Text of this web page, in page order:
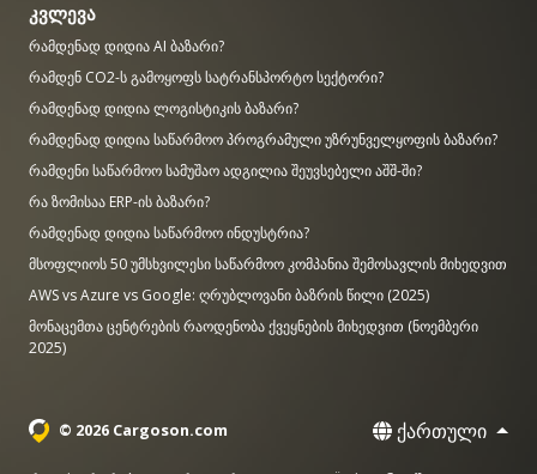
კვლევა
რამდენად დიდია AI ბაზარი?
რამდენ CO2-ს გამოყოფს სატრანსპორტო სექტორი?
რამდენად დიდია ლოგისტიკის ბაზარი?
რამდენად დიდია საწარმოო პროგრამული უზრუნველყოფის ბაზარი?
რამდენი საწარმოო სამუშაო ადგილია შეუვსებელი აშშ-ში?
რა ზომისაა ERP-ის ბაზარი?
რამდენად დიდია საწარმოო ინდუსტრია?
მსოფლიოს 50 უმსხვილესი საწარმოო კომპანია შემოსავლის მიხედვით
AWS vs Azure vs Google: ღრუბლოვანი ბაზრის წილი (2025)
მონაცემთა ცენტრების რაოდენობა ქვეყნების მიხედვით (ნოემბერი
2025)
© 2026 Cargoson.com ქართული